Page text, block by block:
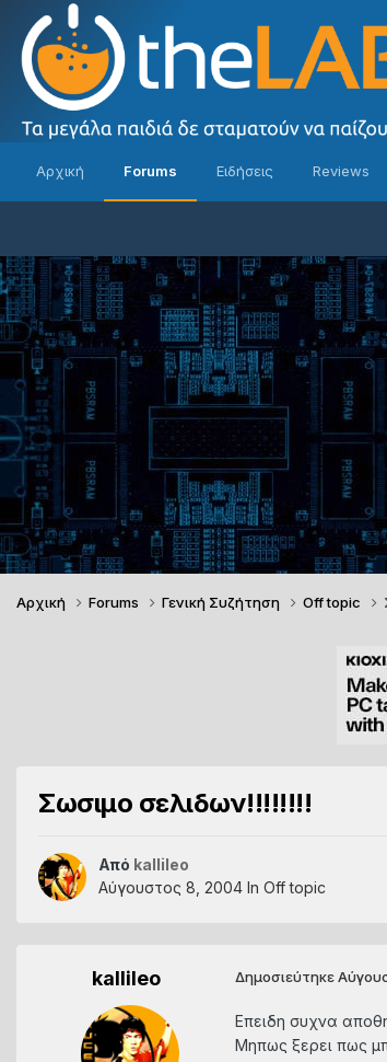
Αρχική Forums Ειδήσεις Reviews
Αρχική Forums Γενική Συζήτηση Off topic
Σωσιμο σελιδων!!!!!!!!
Από kallileo
Αύγουστος 8, 2004 In Off topic
kallileo Δημοσιεύτηκε
Επειδη συχνα
Μηπως ξερει πως